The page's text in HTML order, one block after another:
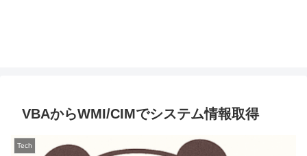
VBAからWMI/CIMでシステム情報取得
Tech